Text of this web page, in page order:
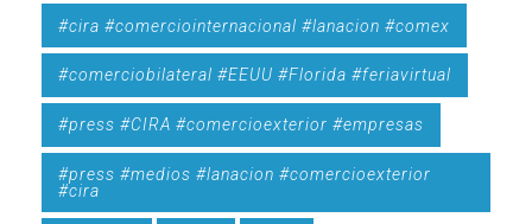
#cira #comerciointernacional #lanacion #comex
#comerciobilateral #EEUU #Florida #feriavirtual
#press #CIRA #comercioexterior #empresas
#press #medios #lanacion #comercioexterior
#cira